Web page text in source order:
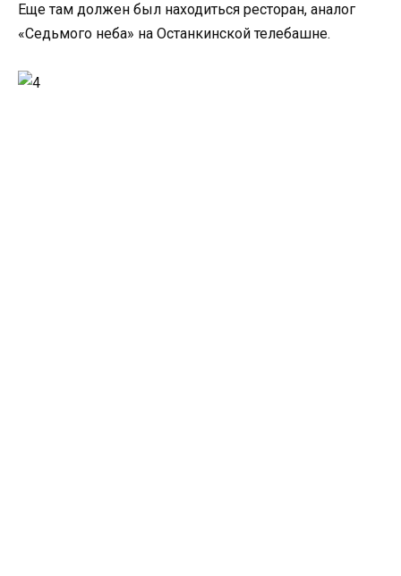
Еще там должен был находиться ресторан, аналог
«Седьмого неба» на Останкинской телебашне.